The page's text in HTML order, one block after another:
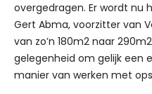
overgedragen. Er wordt nu
Gert Abma, voorzitter van
van zo’n 180m2 naar
gelegenheid om gelijk een
manier van werken met